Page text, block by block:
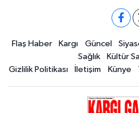
Flaş Haber Kargı Güncel
Sağlık
Kültür
Gizlilik Politikası
İletişim Künye